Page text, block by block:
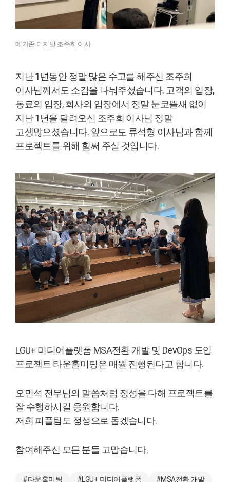
메가존.디지털 조주희 이사
지난 1년동안 정말 많은 수고를 해주신 조주희
이사님께서도 소감을 나눠주셨습니다. 고객의 입장,
동료의 입장, 회사의 입장에서 정말 눈코뜰새 없이
지난 1년을 달려오신 조주희 이사님 정말
고생많으셨습니다. 앞으로도 류석형 이사님과 함께
프로젝트를 위해 힘써 주실 것입니다.
LGU+ 미디어플랫폼 MSA전환 개발 및 DevOps 도입
프로젝트 타운홀미팅은 매월 진행된다고 합니다.
오민석 전무님의 말씀처럼 정성을 다해 프로젝트를
잘 수행하시길 응원합니다.
저희 피플팀도 정성으로 돕겠습니다.
참여해주신 모든 분들 고맙습니다.
#타운홀미팅 #LGU+ 미디어플랫폼
#MSA전환 개발